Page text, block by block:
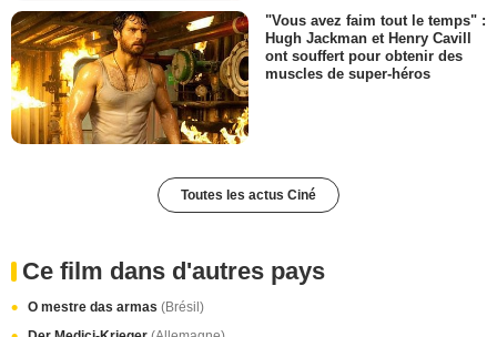
"Vous avez faim tout le temps" :
Hugh Jackman et Henry Cavill
ont souffert pour obtenir des
muscles de super-héros
Toutes les actus Ciné
Ce film dans d'autres pays
O mestre das armas (Brésil)